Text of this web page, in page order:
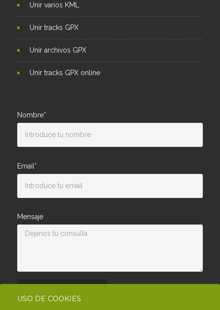
USO DE COOKIES
Unir varios KML
Unir tracks GPX
Unir archivos GPX
Unir tracks GPX online
Nombre*
Email*
Mensaje